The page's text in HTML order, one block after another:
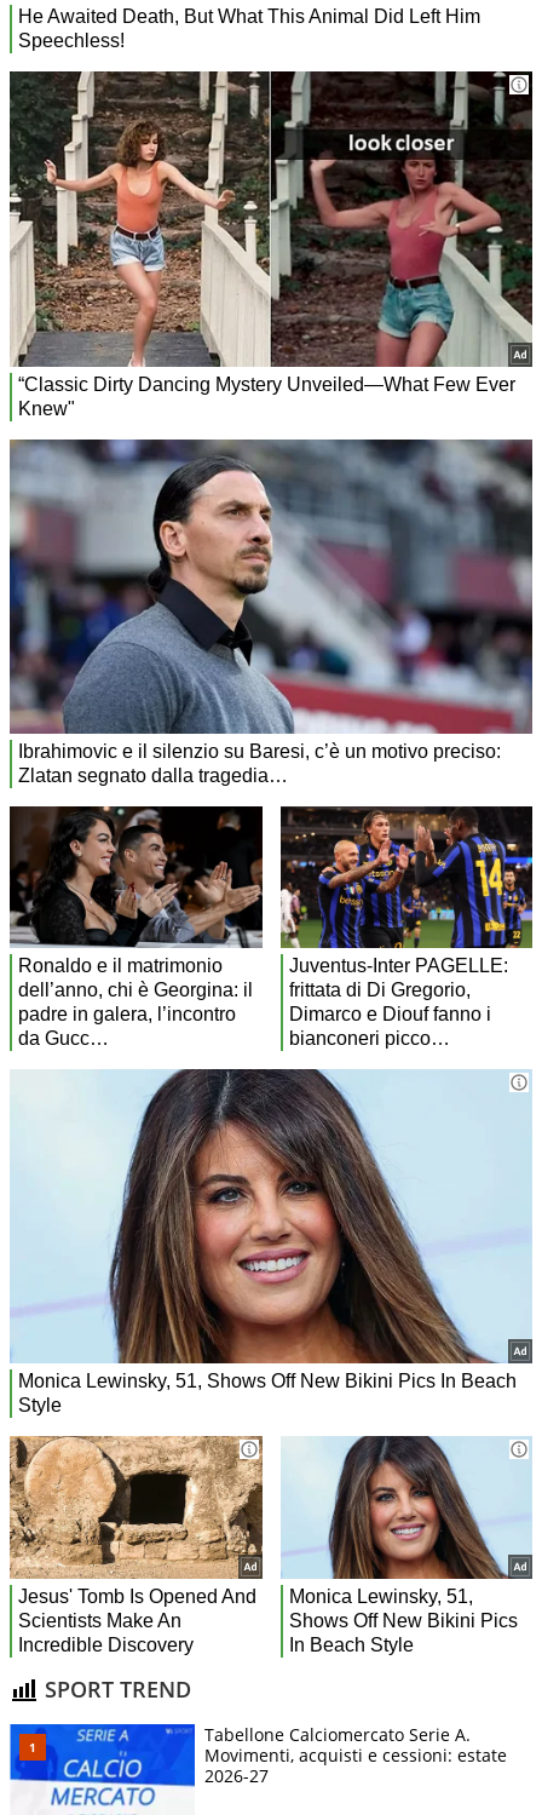
SPORT TREND
Tabellone Calciomercato Serie A.
Movimenti, acquisti e cessioni: estate
2026-27